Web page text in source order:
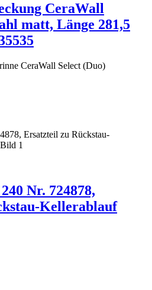
CeraWall
matt, Länge 281,5
CeraWall Select (Duo)
Nr. 724878,
Kellerablauf